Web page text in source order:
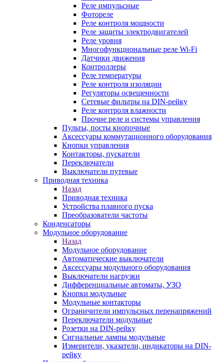
Реле импульсные
Фотореле
Реле контроля мощности
Реле защиты электродвигателей
Реле уровня
Многофункциональные реле Wi-Fi
Датчики движения
Контроллеры
Реле температуры
Реле контроля изоляции
Регуляторы освещенности
Сетевые фильтры на DIN-рейку
Реле контроля влажности
Прочие реле и системы управления
Пульты, посты кнопочные
Аксессуары коммутационного оборудования
Кнопки управления
Контакторы, пускатели
Переключатели
Выключатели путевые
Приводная техника
Назад
Приводная техника
Устройства плавного пуска
Преобразователи частоты
Конденсаторы
Модульное оборудование
Назад
Модульное оборудование
Автоматические выключатели
Аксессуары модульного оборудования
Выключатели нагрузки
Дифференциальные автоматы, УЗО
Кнопки модульные
Модульные контакторы
Ограничители импульсных перенапряжений
Переключатели модульные
Розетки на DIN-рейку
Сигнальные лампы модульные
Измерители, указатели, индикаторы на DIN-
рейку